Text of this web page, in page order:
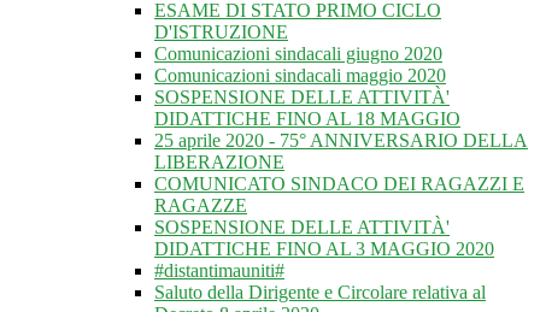
ESAME DI STATO PRIMO CICLO
D'ISTRUZIONE
Comunicazioni sindacali giugno 2020
Comunicazioni sindacali maggio 2020
SOSPENSIONE DELLE ATTIVITÀ'
DIDATTICHE FINO AL 18 MAGGIO
25 aprile 2020 - 75° ANNIVERSARIO DELLA
LIBERAZIONE
COMUNICATO SINDACO DEI RAGAZZI E
RAGAZZE
SOSPENSIONE DELLE ATTIVITÀ'
DIDATTICHE FINO AL 3 MAGGIO 2020
#distantimauniti#
Saluto della Dirigente e Circolare relativa al